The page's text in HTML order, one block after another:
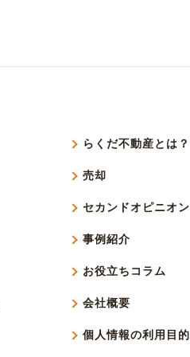
らくだ不動産とは？
売却
セカンドオピニオン
事例紹介
お役立ちコラム
会社概要
個人情報の利用目的